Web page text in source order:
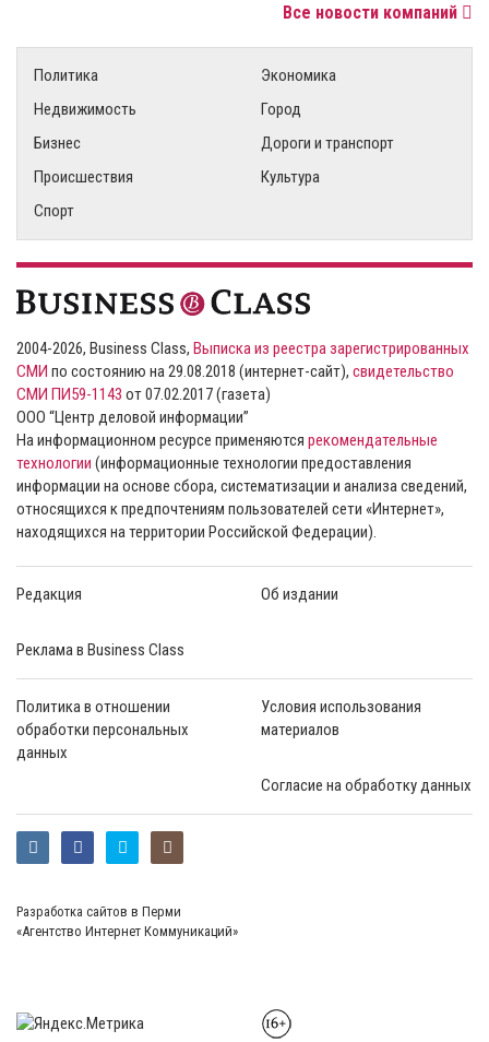
Все новости компаний
Политика
Экономика
Недвижимость
Город
Бизнес
Дороги и транспорт
Происшествия
Культура
Спорт
2004-2026, Business Class, Выписка из реестра зарегистрированных
СМИ по состоянию на 29.08.2018 (интернет-сайт), свидетельство
СМИ ПИ59-1143 от 07.02.2017 (газета)
ООО “Центр деловой информации”
На информационном ресурсе применяются рекомендательные
технологии (информационные технологии предоставления
информации на основе сбора, систематизации и анализа сведений,
относящихся к предпочтениям пользователей сети «Интернет»,
находящихся на территории Российской Федерации).
Редакция Об издании
Реклама в Business Class
Политика в отношении
обработки персональных
данных
Условия использования
материалов
Согласие на обработку данных
Разработка сайтов в Перми
«Агентство Интернет Коммуникаций»